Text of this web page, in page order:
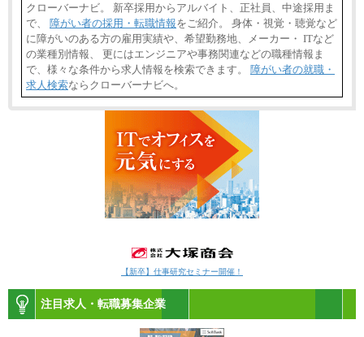
クローバーナビ。 新卒採用からアルバイト、正社員、中途採用ま
で、 障がい者の採用・転職情報をご紹介。 身体・視覚・聴覚など
に障がいのある方の雇用実績や、希望勤務地、メーカー・ ITなど
の業種別情報、 更にはエンジニアや事務関連などの職種情報ま
で、様々な条件から求人情報を検索できます。 障がい者の就職・
求人検索ならクローバーナビへ。
【新卒】仕事研究セミナー開催！
注目求人・転職募集企業